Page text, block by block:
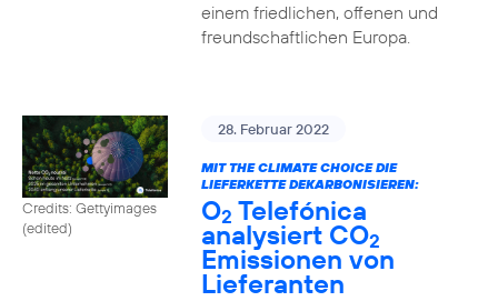
einem friedlichen, offenen und
freundschaftlichen Europa.
Credits: Gettyimages
(edited)
28. Februar 2022
MIT THE CLIMATE CHOICE DIE
LIEFERKETTE DEKARBONISIEREN:
O2 Telefónica
analysiert CO2
Emissionen von
Lieferanten